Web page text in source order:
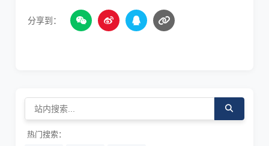
分享到：
热门搜索：